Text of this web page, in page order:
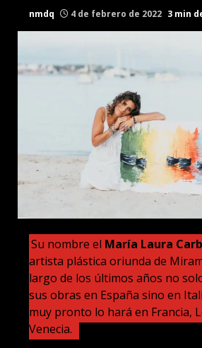
nmdq 4 de febrero de 2022 3 min
Su nombre el María Laura
artista plástica oriunda de
largo de los últimos años no
sus obras en España sino en
muy pronto lo hará en Francia,
Venecia.